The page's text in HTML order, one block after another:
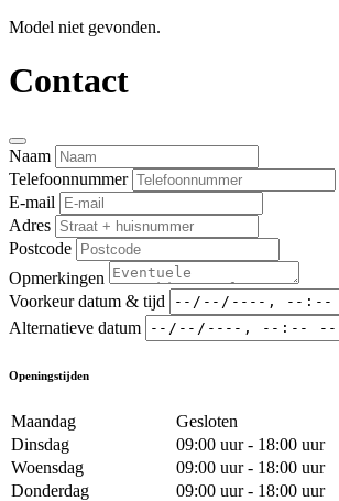
Model niet gevonden.
Contact
Naam
Telefoonnummer
E-mail
Adres
Postcode
Opmerkingen
Voorkeur datum & tijd
Alternatieve datum
Openingstijden
Maandag
Gesloten
Dinsdag
09:00 uur - 18:00 uur
Woensdag
09:00 uur - 18:00 uur
Donderdag
09:00 uur - 18:00 uur